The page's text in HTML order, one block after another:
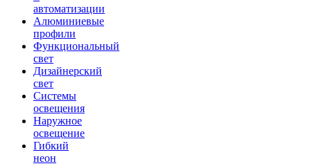
автоматизации
Алюминиевые
профили
Функциональный
свет
Дизайнерский
свет
Системы
освещения
Наружное
освещение
Гибкий
неон